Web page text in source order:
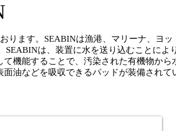
ります。SEABINは漁港、マリーナ、ヨッ
は、装置に水を送り込むことによ
機能することで、汚染された有機物から
油などを吸収できるパッドが装備されて